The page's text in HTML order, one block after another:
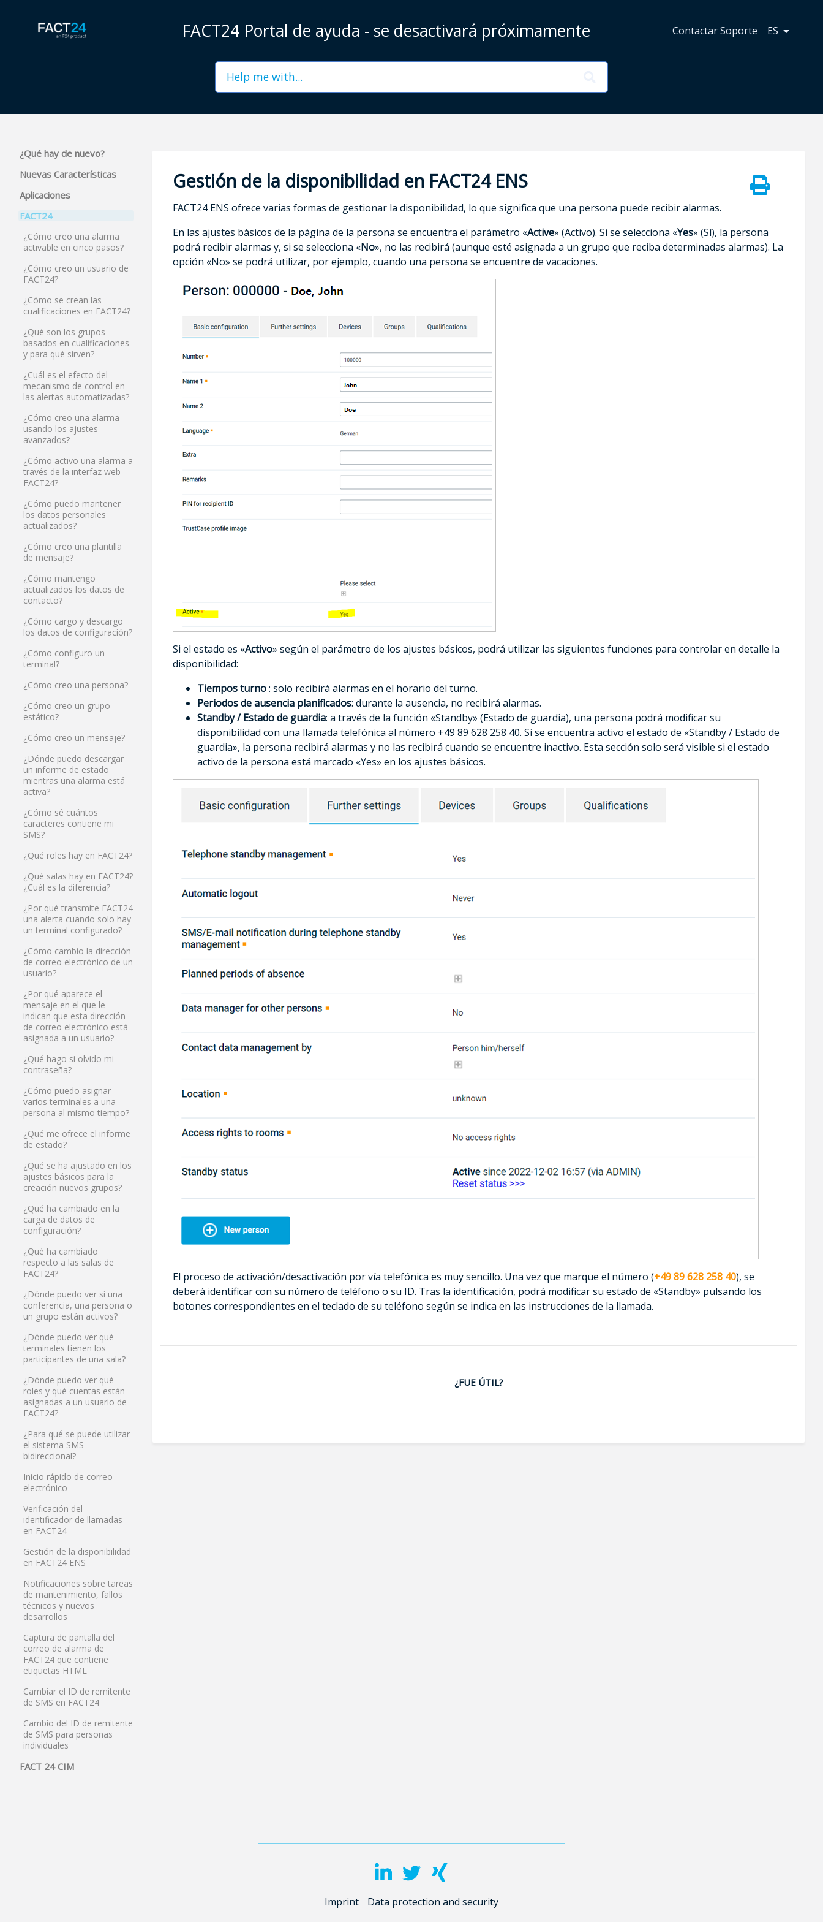
FACT24 Portal de ayuda - se desactivará próximamente Contactar Soporte ES
¿Qué hay de nuevo?
Nuevas Características
Aplicaciones
FACT24
¿Cómo creo una alarma
activable en cinco pasos?
¿Cómo creo un usuario de
FACT24?
¿Cómo se crean las
cualificaciones en FACT24?
¿Qué son los grupos
basados en cualificaciones
y para qué sirven?
¿Cuál es el efecto del
mecanismo de control en
las alertas automatizadas?
¿Cómo creo una alarma
usando los ajustes
avanzados?
¿Cómo activo una alarma a
través de la interfaz web
FACT24?
¿Cómo puedo mantener
los datos personales
actualizados?
¿Cómo creo una plantilla
de mensaje?
¿Cómo mantengo
actualizados los datos de
contacto?
¿Cómo cargo y descargo
los datos de configuración?
¿Cómo configuro un
terminal?
¿Cómo creo una persona?
¿Cómo creo un grupo
estático?
¿Cómo creo un mensaje?
¿Dónde puedo descargar
un informe de estado
mientras una alarma está
activa?
¿Cómo sé cuántos
caracteres contiene mi
SMS?
¿Qué roles hay en FACT24?
¿Qué salas hay en FACT24?
¿Cuál es la diferencia?
¿Por qué transmite FACT24
una alerta cuando solo hay
un terminal configurado?
¿Cómo cambio la dirección
de correo electrónico de un
usuario?
¿Por qué aparece el
mensaje en el que le
indican que esta dirección
de correo electrónico está
asignada a un usuario?
¿Qué hago si olvido mi
contraseña?
¿Cómo puedo asignar
varios terminales a una
persona al mismo tiempo?
¿Qué me ofrece el informe
de estado?
¿Qué se ha ajustado en los
ajustes básicos para la
creación nuevos grupos?
¿Qué ha cambiado en la
carga de datos de
configuración?
¿Qué ha cambiado
respecto a las salas de
FACT24?
¿Dónde puedo ver si una
conferencia, una persona o
un grupo están activos?
¿Dónde puedo ver qué
terminales tienen los
participantes de una sala?
¿Dónde puedo ver qué
roles y qué cuentas están
asignadas a un usuario de
FACT24?
¿Para qué se puede utilizar
el sistema SMS
bidireccional?
Inicio rápido de correo
electrónico
Verificación del
identificador de llamadas
en FACT24
Gestión de la disponibilidad
en FACT24 ENS
Notificaciones sobre tareas
de mantenimiento, fallos
técnicos y nuevos
desarrollos
Captura de pantalla del
correo de alarma de
FACT24 que contiene
etiquetas HTML
Cambiar el ID de remitente
de SMS en FACT24
Cambio del ID de remitente
de SMS para personas
individuales
FACT 24 CIM
Gestión de la disponibilidad en FACT24 ENS
FACT24 ENS ofrece varias formas de gestionar la disponibilidad, lo que significa que una persona puede recibir alarmas.
En las ajustes básicos de la página de la persona se encuentra el parámetro «Active» (Activo). Si se selecciona «Yes» (Sí), la persona
podrá recibir alarmas y, si se selecciona «No», no las recibirá (aunque esté asignada a un grupo que reciba determinadas alarmas). La
opción «No» se podrá utilizar, por ejemplo, cuando una persona se encuentre de vacaciones.
Si el estado es «Activo» según el parámetro de los ajustes básicos, podrá utilizar las siguientes funciones para controlar en detalle la
disponibilidad:
Tiempos turno: solo recibirá alarmas en el horario del turno.
Periodos de ausencia planificados: durante la ausencia, no recibirá alarmas.
Standby /Estado de guardia: a través de la función «Standby» (Estado de guardia), una persona podrá modificar su
disponibilidad con una llamada telefónica al número +49 89 628 258 40. Si se encuentra activo el estado de «Standby / Estado de
guardia», la persona recibirá alarmas y no las recibirá cuando se encuentre inactivo. Esta sección solo será visible si el estado
activo de la persona está marcado «Yes» en los ajustes básicos.
El proceso de activación/desactivación por vía telefónica es muy sencillo. Una vez que marque el número (+49 89 628 258 40), se
deberá identificar con su número de teléfono o su ID. Tras la identificación, podrá modificar su estado de «Standby» pulsando los
botones correspondientes en el teclado de su teléfono según se indica en las instrucciones de la llamada.
¿FUE ÚTIL?
Imprint Data protection and security